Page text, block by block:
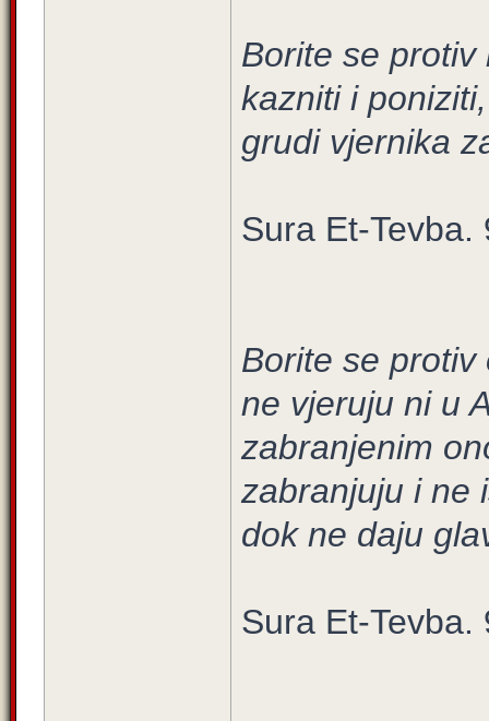
Borite se protiv
kazniti i
grudi vjernika
Sura Et-Tevba.
Borite se
ne vjeruju ni u
zabranjenim
zabranjuju i ne
dok ne daju
Sura Et-Tevba.